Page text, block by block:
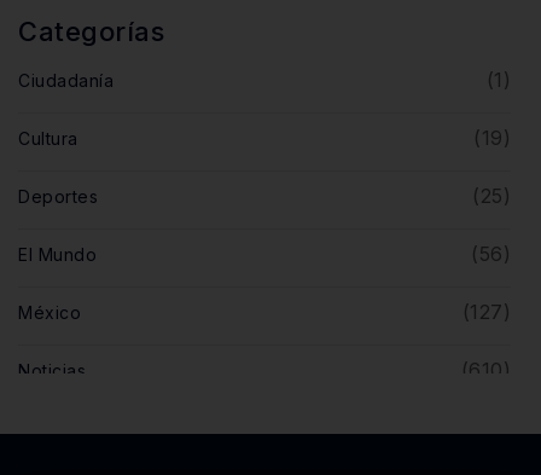
Categorías
Ciudadanía (1)
Cultura (19)
Deportes (25)
El Mundo (56)
México (127)
Noticias (610)
(5)